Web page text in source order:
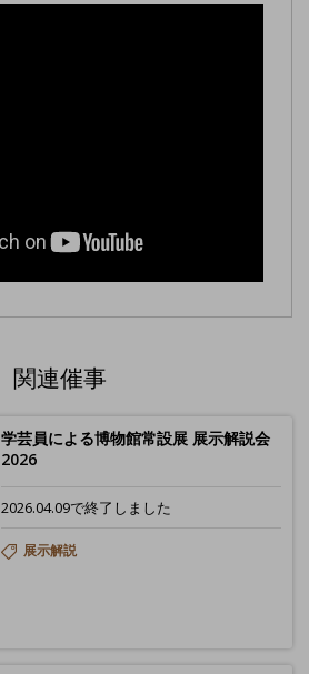
関連催事
学芸員による博物館常設展 展示解説会
2026
2026.04.09で終了しました
展示解説